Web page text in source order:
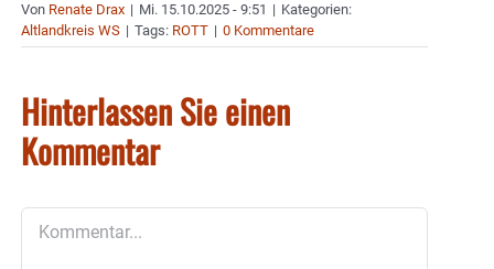
Von Renate Drax | Mi. 15.10.2025 - 9:51 | Kategorien:
Altlandkreis WS | Tags: ROTT | 0 Kommentare
Hinterlassen Sie einen
Kommentar